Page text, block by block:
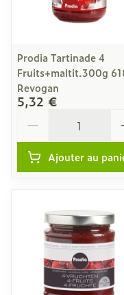
Prodia Tartinade 4
Fruits+maltit.300g
Revogan
5,32 €
Ajouter au